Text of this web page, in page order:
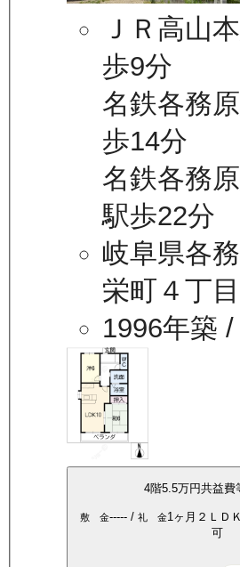
ＪＲ高山
歩9分
名鉄各務
歩14分
名鉄各務
駅歩22分
岐阜県各
栄町４丁目
1996年築 /
4階5.5万円共益費
敷 金-----/ 礼 金1ヶ月 ２ＬＤＫ
可